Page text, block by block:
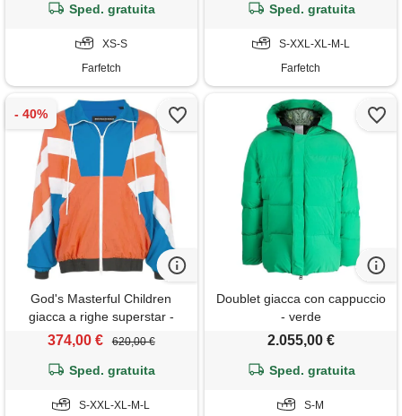
Sped. gratuita
XS-S
Farfetch
Sped. gratuita
S-XXL-XL-M-L
Farfetch
God's Masterful Children
giacca a righe superstar -
arancione
374,00 € 620,00 €
Sped. gratuita
S-XXL-XL-M-L
Doublet giacca con cappuccio
- verde
2.055,00 €
Sped. gratuita
S-M